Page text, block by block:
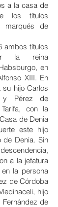
a la casa de
los títulos
marqués de
ambos títulos
la reina
, en
XIII. En
su hijo Carlos
y Pérez de
con la
de Denia
este hijo
de Denia. Sin
a la jefatura
la persona
de Córdoba
hijo
de